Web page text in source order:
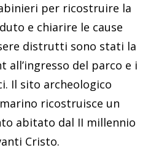
per ricostruire la
e chiarire le cause
distrutti sono stati la
del parco e i
Il sito archeologico
ricostruisce un
abitato dal II millennio
Cristo.